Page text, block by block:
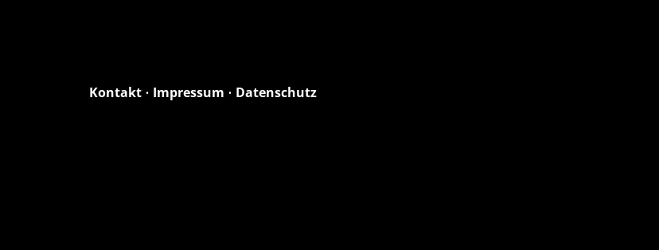
Kontakt • Impressum • Datenschutz